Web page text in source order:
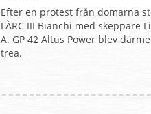
Efter en protest från domarna
LÀRC III Bianchi med skeppare
A. GP 42 Altus Power blev
trea.